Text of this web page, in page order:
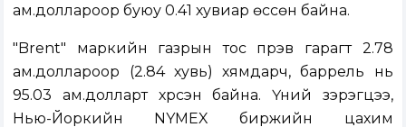
ам.доллароор буюу 0.41 хувиар өссөн байна.
"Brent" маркийн газрын тос пүрэв гарагт 2.78
ам.доллароор (2.84 хувь) хямдарч, баррель нь
95.03 ам.долларт хүрсэн байна. Үүний зэрэгцээ,
Нью-Йоркийн NYMEX биржийн цахим